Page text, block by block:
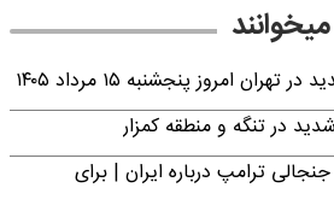
امروز پنجشنبه ۱۵ مرداد ۱۴۰۵
در تنگه و منطقه کمزار
ترامپ درباره ایران | برای